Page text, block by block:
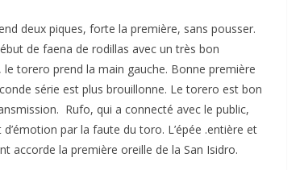
deux piques, forte la première, sans pousser.
de faena de rodillas avec un très bon
torero prend la main gauche. Bonne première
série est plus brouillonne. Le torero est bon
Rufo, qui a connecté avec le public,
par la faute du toro. L’épée .entière et
accorde la première oreille de la San Isidro.